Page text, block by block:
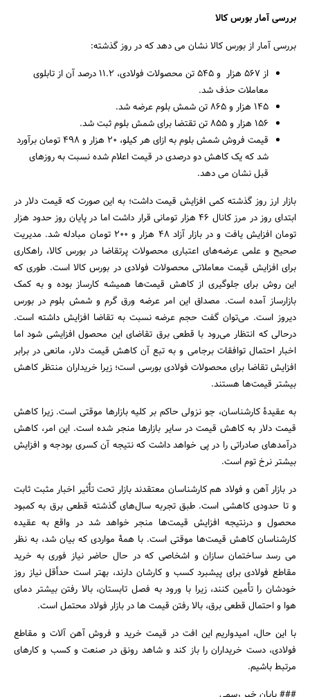
بررسی آمار بورس کالا
بررسی آمار از بورس کالا نشان می دهد که در روز گذشته:
از 567 هزار و 545 تن محصولات فولادی، 11.2 درصد آن از تابلوی
معاملات حذف شد.
145 هزار و 865 تن شمش بلوم عرضه شد.
۱۵۶ هزار و ۸۵۵ تن تقتضا برای شمش بلوم ثبت شد.
قیمت فروش شمش بلوم به ازای هر کیلو، ۲۰ هزار و ۴۹۸ تومان برآورد
شد که یک کاهش دو درصدی در قیمت اعلام شده نسبت به روزهای
قبل نشان می دهد.
بازار ارز روز گذشته کمی افزایش قیمت داشت؛ به این صورت که قیمت دلار در
ابتدای روز در مرز کانال ۴۶ هزار تومانی قرار داشت اما در پایان روز حدود هزار
تومان افزایش یافت و در بازار آزاد ۴۸ هزار و ۲۰۰ تومان مبادله شد. مدیریت
صحیح و علمی عرضه‌های اعتباری محصولات پرتقاضا در بورس کالا، راهکاری
برای افزایش قیمت معاملاتی محصولات فولادی در بورس کالا است. طوری که
این روش برای جلوگیری از کاهش قیمت‌ها همیشه کارساز بوده و به کمک
بازارساز آمده است. مصداق این امر عرضه ورق گرم و شمش بلوم در بورس
دیروز است. می‌توان گفت حجم عرضه نسبت به تقاضا افزایش داشته است.
درحالی که انتظار می‌رود با قطعی برق تقاضای این محصول افزایشی شود اما
اخبار احتمال توافقات برجامی و به تبع آن کاهش قیمت دلار، مانعی در برابر
افزایش تقاضا برای محصولات فولادی بورسی است؛ زیرا خریداران منتظر کاهش
بیشتر قیمت‌ها هستند.
به عقیدۀ کارشناسان، جو نزولی حاکم بر کلیه بازارها موقتی است. زیرا کاهش
قیمت دلار به کاهش قیمت در سایر بازارها منجر شده است. این امر، کاهش
درآمدهای صادراتی را در پی خواهد داشت که نتیجه آن کسری بودجه و افزایش
بیشتر نرخ توم است.
در بازار آهن و فولاد هم کارشناسان معتقدند بازار تحت تأثیر اخبار مثبت ثابت
و تا حدودی کاهشی است. طبق تجربه سال‌های گذشته قطعی برق به کمبود
محصول و درنتیجه افزایش قیمت‌ها منجر خواهد شد در واقع به عقیده
کارشناسان کاهش قیمت‌ها موقتی است. با همۀ مواردی که بیان شد، به نظر
می رسد ساختمان سازان و اشخاصی که در حال حاضر نیاز فوری به خرید
مقاطع فولادی برای پیشبرد کسب و کارشان دارند، بهتر است حدأقل نیاز روز
خودشان را تأمین کنند، زیرا با ورود به فصل تابستان، بالا رفتن بیشتر دمای
هوا و احتمال قطعی برق، بالا رفتن قیمت ها در بازار فولاد محتمل است.
با این حال، امیدواریم این افت در قیمت خرید و فروش آهن آلات و مقاطع
فولادی، دست خریداران را باز کند و شاهد رونق در صنعت و کسب و کارهای
مرتبط باشیم.